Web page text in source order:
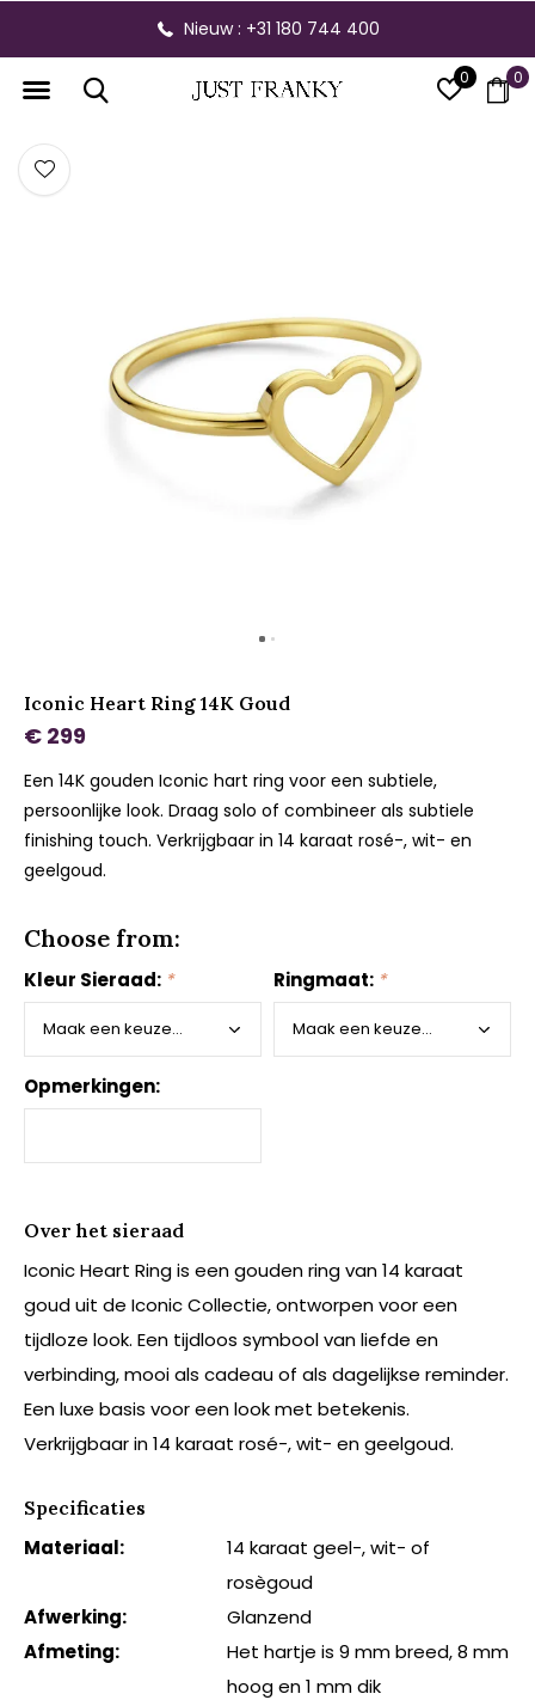
0 0
Nieuw : +31 180 744 400
Iconic Heart Ring 14K Goud
€ 299
Een 14K gouden Iconic hart ring voor een subtiele,
persoonlijke look. Draag solo of combineer als subtiele
finishing touch. Verkrijgbaar in 14 karaat rosé-, wit- en
geelgoud.
Choose from:
Kleur Sieraad: * Ringmaat: *
Opmerkingen:
Over het sieraad
Iconic Heart Ring is een gouden ring van 14 karaat
goud uit de Iconic Collectie, ontworpen voor een
tijdloze look. Een tijdloos symbool van liefde en
verbinding, mooi als cadeau of als dagelijkse reminder.
Een luxe basis voor een look met betekenis.
Verkrijgbaar in 14 karaat rosé-, wit- en geelgoud.
Specificaties
Materiaal:
14 karaat geel-, wit- of
rosègoud
Afwerking:
Glanzend
Afmeting:
Het hartje is 9 mm breed, 8 mm
hoog en 1 mm dik